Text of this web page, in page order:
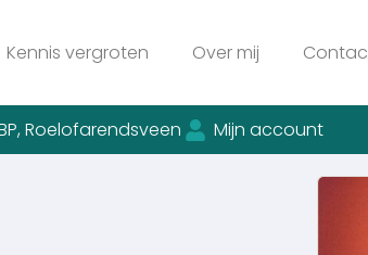
Kennis vergroten Over mij
Roelofarendsveen Mijn account